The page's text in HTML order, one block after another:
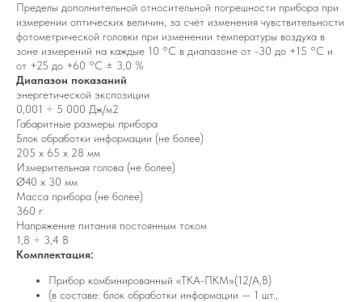
Пределы дополнительной относительной погрешности прибора при
измерении оптических величин, за счёт изменения чувствительности
фотометрической головки при изменении температуры воздуха в
зоне измерений на каждые 10 °С в диапазоне от -30 до +15 °С и
от +25 до +60 °С ± 3,0 %
Диапазон показаний
энергетической экспозиции
0,001 ÷ 5 000 Дж/м2
Габаритные размеры прибора
Блок обработки информации (не более)
205 х 65 х 28 мм
Измерительная голова (не более)
Ø40 х 30 мм
Масса прибора (не более)
360 г
Напряжение питания постоянным током
1,8 ÷ 3,4 В
Комплектация:
Прибор комбинированный «ТКА-ПКМ»(12/А,В)
(в составе: блок обработки информации — 1 шт.,